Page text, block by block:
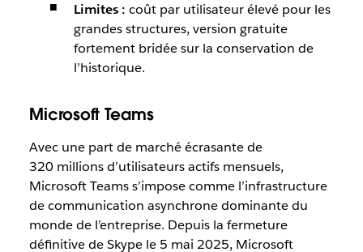
Limites : coût par utilisateur élevé pour les
grandes structures, version gratuite
fortement bridée sur la conservation de
l’historique.
Microsoft Teams
Avec une part de marché écrasante de
320 millions d’utilisateurs actifs mensuels,
Microsoft Teams s’impose comme l’infrastructure
de communication asynchrone dominante du
monde de l’entreprise. Depuis la fermeture
définitive de Skype le 5 mai 2025, Microsoft